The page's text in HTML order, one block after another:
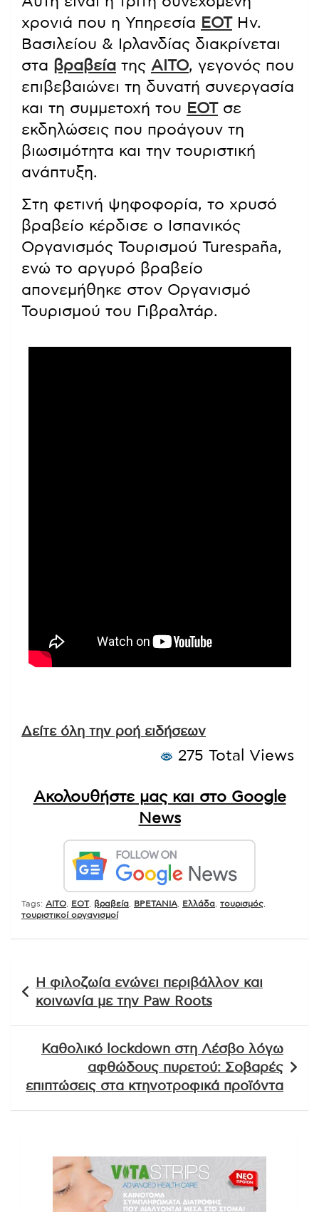
χρονιά που η Υπηρεσία ΕΟΤΗν.
Βασιλείου & Ιρλανδίας διακρίνεται
στα βραβεία της AITO, γεγονός που
επιβεβαιώνει τη δυνατή συνεργασία
και τη συμμετοχή του ΕΟΤσε
εκδηλώσεις που προάγουν τη
βιωσιμότητα και την τουριστική
ανάπτυξη.
Στη φετινή ψηφοφορία, το χρυσό
βραβείο κέρδισε ο Ισπανικός
Οργανισμός Τουρισμού Turespaña,
ενώ το αργυρό βραβείο
απονεμήθηκε στον Οργανισμό
Τουρισμού του Γιβραλτάρ.
Δείτε όλη την ροή ειδήσεων
275 Total Views
Ακολουθήστε μας και στο Google
News
Tags: AITO EOT, βραβεία ΒΡΕΤΑΝΙΑ Ελλάδα τουρισμός
τουριστικοί οργανισμοί
άρθρων
Η φιλοζωία ενώνει περιβάλλον και
κοινωνία με την Paw Roots
Καθολικό lockdown στη Λέσβο λόγω
αφθώδους πυρετού: Σοβαρές
επιπτώσεις στα κτηνοτροφικά προϊόντα